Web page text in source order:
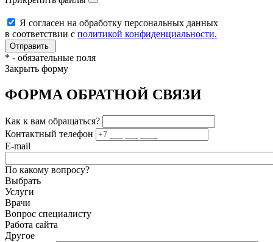
Я согласен на обработку персональных данных
в соответствии с политикой конфиденциальности.
* - обязательные поля
Закрыть форму
ФОРМА ОБРАТНОЙ СВЯЗИ
Как к вам обращаться?
Контактный телефон
E-mail
По какому вопросу?
Выбрать
Услуги
Врачи
Вопрос специалисту
Работа сайта
Другое